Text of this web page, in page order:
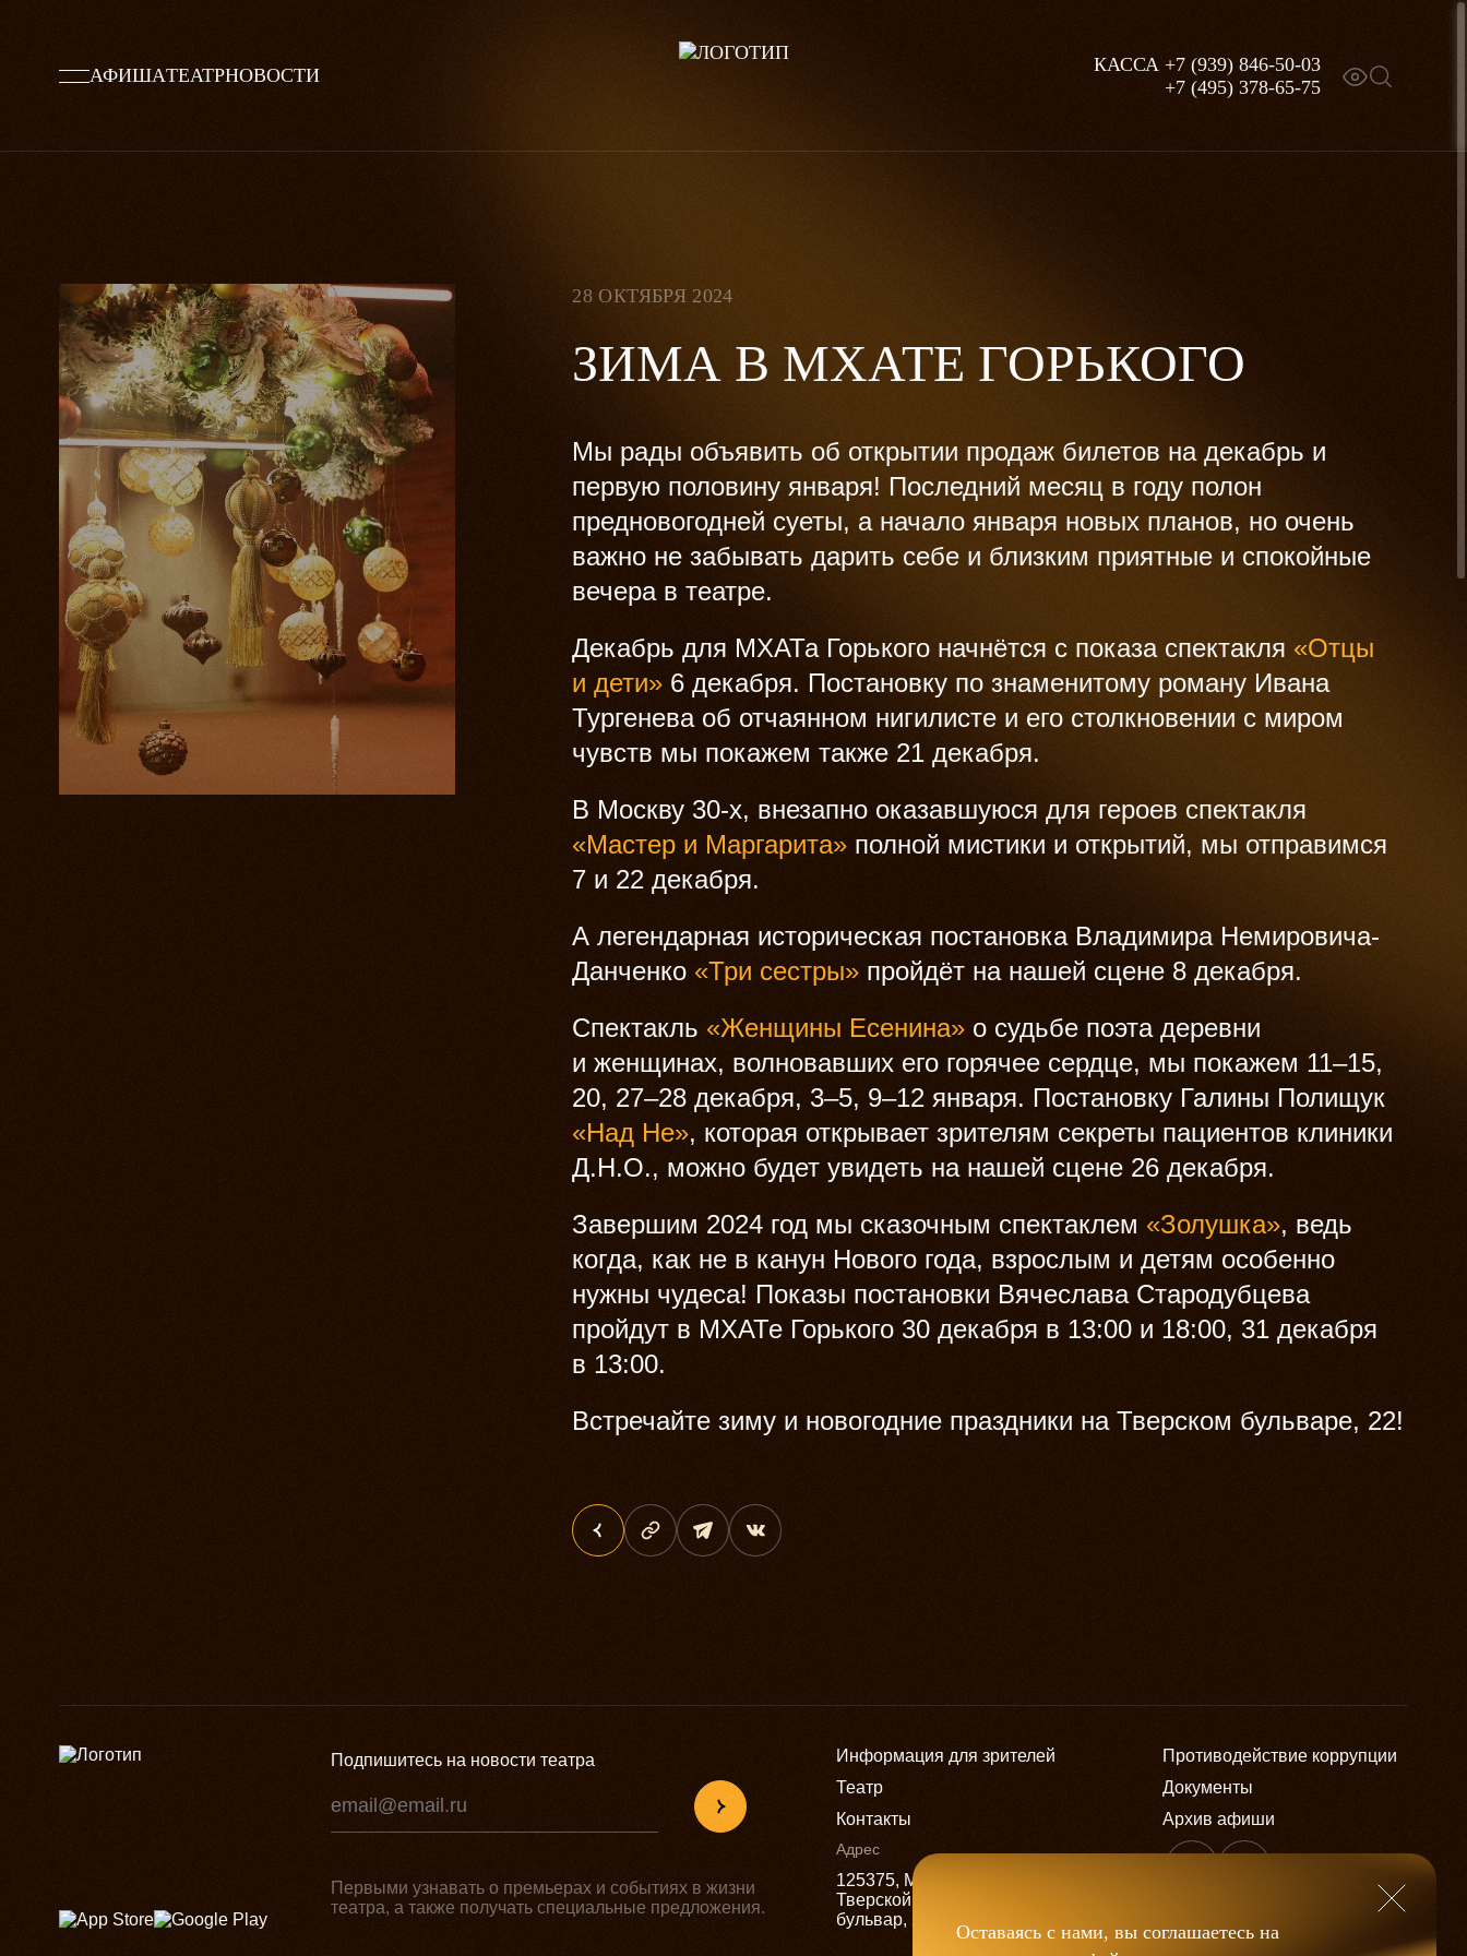
АФИШАТЕАТРНОВОСТИ
КАССА +7 (939) 846-50-03
+7 (495) 378-65-75
28 ОКТЯБРЯ 2024
ЗИМА В МХАТЕ ГОРЬКОГО
Мы рады объявить об открытии продаж билетов на декабрь и
первую половину января! Последний месяц в году полон
предновогодней суеты, а начало января новых планов, но очень
важно не забывать дарить себе и близким приятные и спокойные
вечера в театре.
Декабрь для МХАТа Горького начнётся с показа спектакля «Отцы
и дети» 6 декабря. Постановку по знаменитому роману Ивана
Тургенева об отчаянном нигилисте и его столкновении с миром
чувств мы покажем также 21 декабря.
В Москву 30-х, внезапно оказавшуюся для героев спектакля
«Мастер и Маргарита» полной мистики и открытий, мы отправимся
7 и 22 декабря.
А легендарная историческая постановка Владимира Немировича-
Данченко «Три сестры» пройдёт на нашей сцене 8 декабря.
Спектакль «Женщины Есенина» о судьбе поэта деревни
и женщинах, волновавших его горячее сердце, мы покажем 11–15,
20, 27–28 декабря, 3–5, 9–12 января. Постановку Галины Полищук
«Над Не», которая открывает зрителям секреты пациентов клиники
Д.Н.О., можно будет увидеть на нашей сцене 26 декабря.
Завершим 2024 год мы сказочным спектаклем «Золушка», ведь
когда, как не в канун Нового года, взрослым и детям особенно
нужны чудеса! Показы постановки Вячеслава Стародубцева
пройдут в МХАТе Горького 30 декабря в 13:00 и 18:00, 31 декабря
в 13:00.
Встречайте зиму и новогодние праздники на Тверском бульваре, 22!
Подпишитесь на новости театра
Первыми узнавать о премьерах и событиях в жизни
театра, а также получать специальные предложения.
Информация для зрителей
Театр
Контакты
Противодействие коррупции
Документы
Архив афиши
Адрес
125375, Москва,
Тверской
бульвар, 22
Оставаясь с нами, вы соглашаетесь на